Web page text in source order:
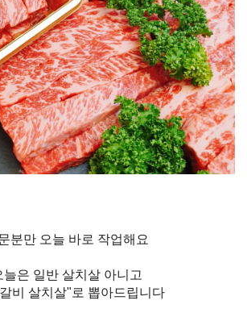
분만 오늘 바로 작업해요
늘은 일반 살치살 아니고
갈비 살치살"로 뽑아드립니다